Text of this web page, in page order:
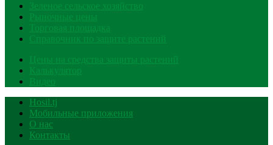
Зеленое сельское хозяйство
Рыночные цены
Торговая площадка
Справочник по защите растений
Цены на средства защиты растений
Калькулятор
Видео
Hosil.tj
Мобильные приложения
О нас
Контакты